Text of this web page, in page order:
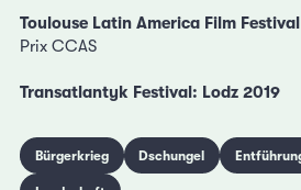
Toulouse Latin America Film
Prix CCAS
Transatlantyk Festival: Lodz 2019
Bürgerkrieg Dschungel